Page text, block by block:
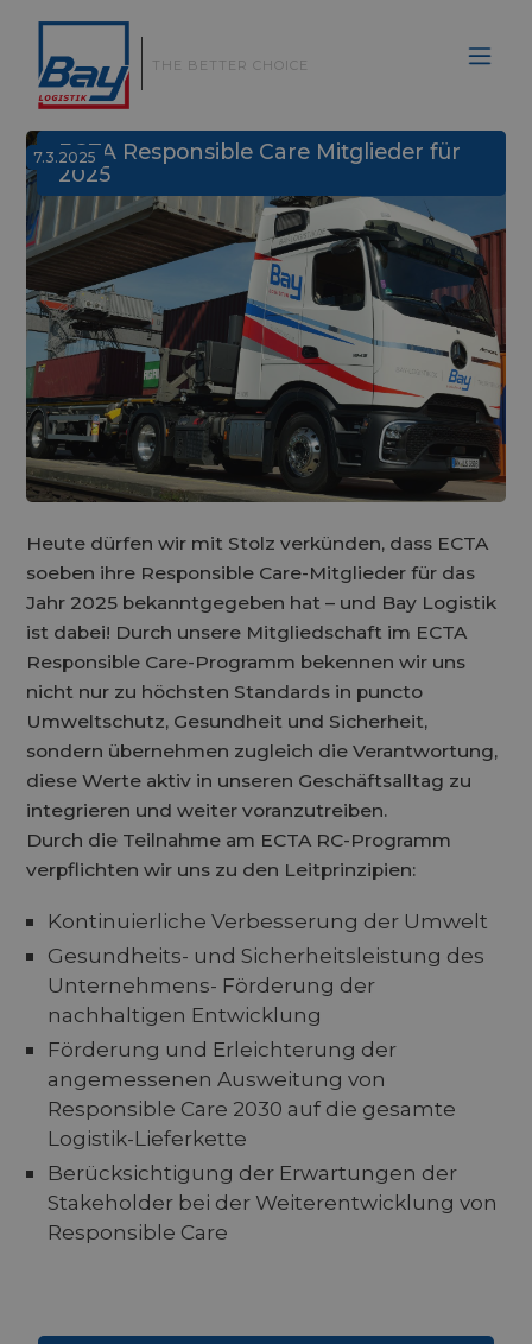
| THE BETTER CHOICE
ECTA Responsible Care Mitglieder für
2025
7.3.2025
Heute dürfen wir mit Stolz verkünden, dass ECTA
soeben ihre Responsible Care-Mitglieder für das
Jahr 2025 bekanntgegeben hat – und Bay Logistik
ist dabei! Durch unsere Mitgliedschaft im ECTA
Responsible Care-Programm bekennen wir uns
nicht nur zu höchsten Standards in puncto
Umweltschutz, Gesundheit und Sicherheit,
sondern übernehmen zugleich die Verantwortung,
diese Werte aktiv in unseren Geschäftsalltag zu
integrieren und weiter voranzutreiben.
Durch die Teilnahme am ECTA RC-Programm
verpflichten wir uns zu den Leitprinzipien:
Kontinuierliche Verbesserung der Umwelt
Gesundheits- und Sicherheitsleistung des
Unternehmens- Förderung der
nachhaltigen Entwicklung
Förderung und Erleichterung der
angemessenen Ausweitung von
Responsible Care 2030 auf die gesamte
Logistik-Lieferkette
Berücksichtigung der Erwartungen der
Stakeholder bei der Weiterentwicklung von
Responsible Care